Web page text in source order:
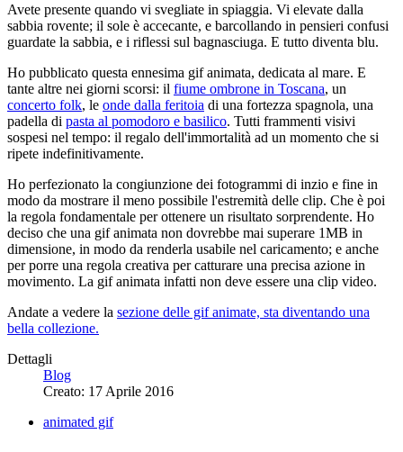
Avete presente quando vi svegliate in spiaggia. Vi elevate dalla
sabbia rovente; il sole è accecante, e barcollando in pensieri confusi
guardate la sabbia, e i riflessi sul bagnasciuga. E tutto diventa blu.
Ho pubblicato questa ennesima gif animata, dedicata al mare. E
tante altre nei giorni scorsi: il fiume ombrone in Toscana, un
concerto folk, le onde dalla feritoia di una fortezza spagnola, una
padella di pasta al pomodoro e basilico. Tutti frammenti visivi
sospesi nel tempo: il regalo dell'immortalità ad un momento che si
ripete indefinitivamente.
Ho perfezionato la congiunzione dei fotogrammi di inzio e fine in
modo da mostrare il meno possibile l'estremità delle clip. Che è poi
la regola fondamentale per ottenere un risultato sorprendente. Ho
deciso che una gif animata non dovrebbe mai superare 1MB in
dimensione, in modo da renderla usabile nel caricamento; e anche
per porre una regola creativa per catturare una precisa azione in
movimento. La gif animata infatti non deve essere una clip video.
Andate a vedere la sezione delle gif animate, sta diventando una
bella collezione.
Dettagli
Blog
Creato: 17 Aprile 2016
animated gif